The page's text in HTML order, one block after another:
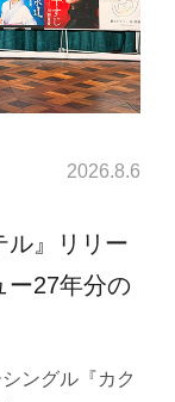
2026.8.6
ル』リリー
27年分の
ングル『カク